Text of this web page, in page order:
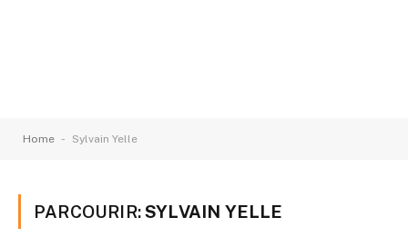
Home - Sylvain Yelle
PARCOURIR:SYLVAIN YELLE